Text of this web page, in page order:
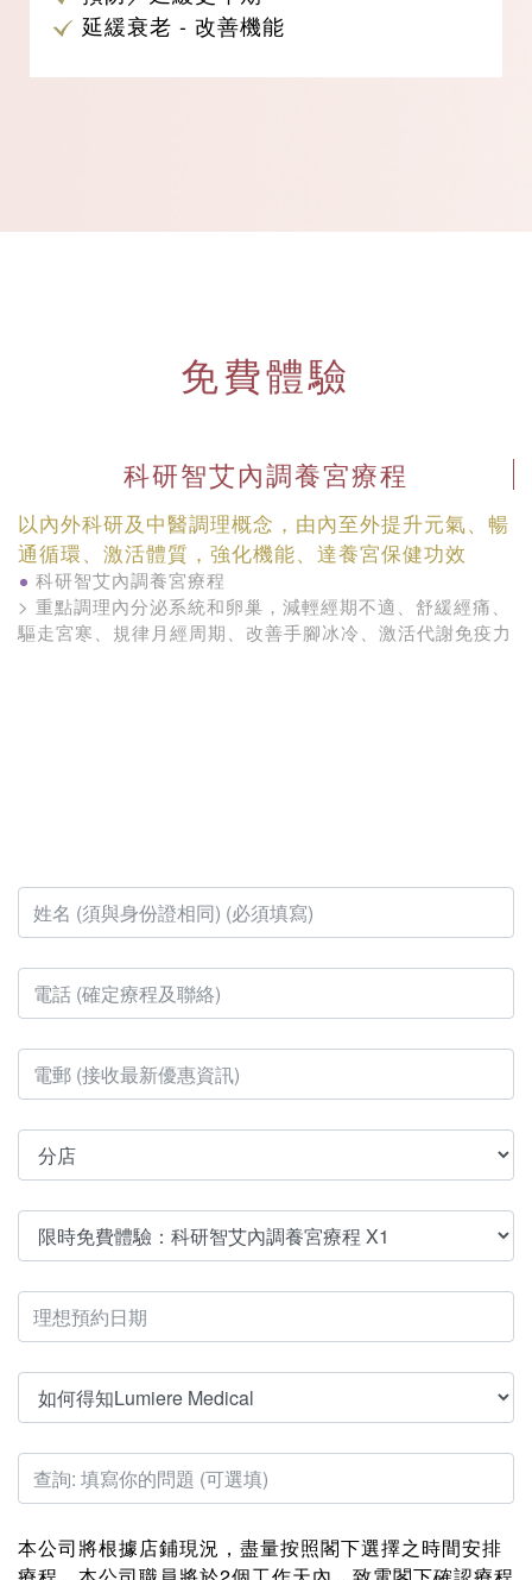
延緩衰老 - 改善機能
免費體驗
科研智艾內調養宮療程
以內外科研及中醫調理概念，由內至外提升元氣、暢
通循環、激活體質，強化機能、達養宮保健功效
科研智艾內調養宮療程
> 重點調理內分泌系統和卵巢，減輕經期不適、舒緩經痛、
驅走宮寒、規律月經周期、改善手腳冰冷、激活代謝免疫力
本公司將根據店鋪現況，盡量按照閣下選擇之時間安排